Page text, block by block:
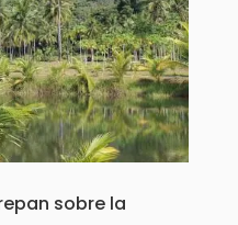
sobre la